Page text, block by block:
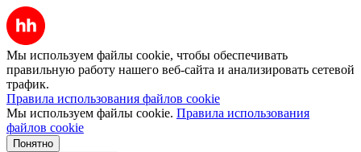
Мы используем файлы cookie, чтобы обеспечивать
правильную работу нашего веб-сайта и анализировать сетевой
трафик.
Правила использования файлов cookie
Мы используем файлы cookie. Правила использования
файлов cookie
Понятно